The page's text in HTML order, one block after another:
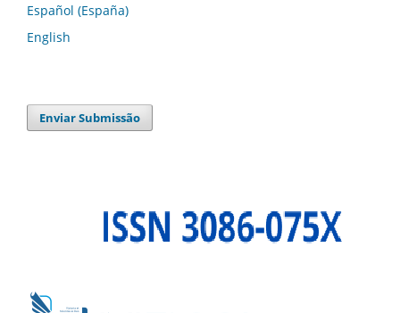
Español (España)
English
Enviar Submissão